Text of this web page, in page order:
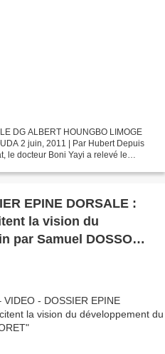
DG ALBERT HOUNGBO LIMOGE
2 juin, 2011 | Par Hubert Depuis
le docteur Boni Yayi a relevé le
EPINE DORSALE :
la vision du
par Samuel DOSSOU –